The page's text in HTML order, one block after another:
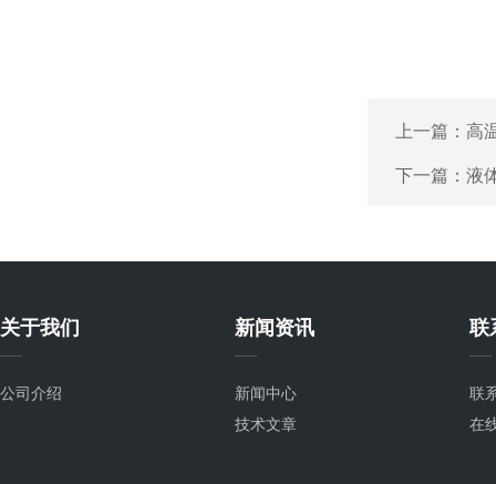
上一篇： 高
下一篇： 液
关于我们
公司介绍
新闻资讯
新闻中心
技术文章
联
联
在